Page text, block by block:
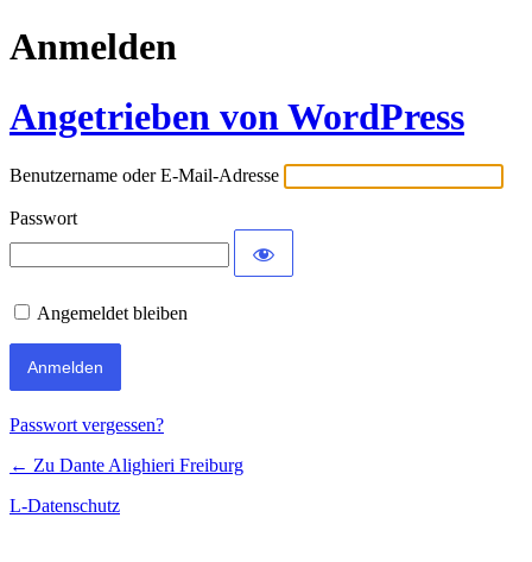
Anmelden
Angetrieben von WordPress
Benutzername oder E-Mail-Adresse
Passwort
Angemeldet bleiben
Passwort vergessen?
← Zu Dante Alighieri Freiburg
L-Datenschutz